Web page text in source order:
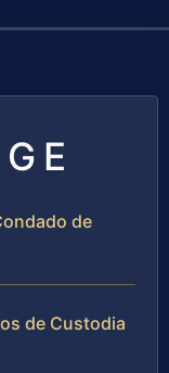
de
de Custodia